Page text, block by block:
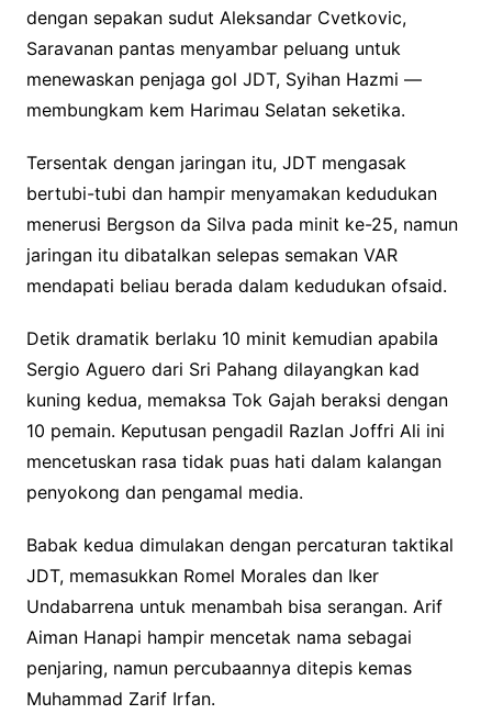
dengan sepakan sudut Aleksandar Cvetkovic,
Saravanan pantas menyambar peluang untuk
menewaskan penjaga gol JDT, Syihan Hazmi —
membungkam kem Harimau Selatan seketika.
Tersentak dengan jaringan itu, JDT mengasak
bertubi-tubi dan hampir menyamakan kedudukan
menerusi Bergson da Silva pada minit ke-25, namun
jaringan itu dibatalkan selepas semakan VAR
mendapati beliau berada dalam kedudukan ofsaid.
Detik dramatik berlaku 10 minit kemudian apabila
Sergio Aguero dari Sri Pahang dilayangkan kad
kuning kedua, memaksa Tok Gajah beraksi dengan
10 pemain. Keputusan pengadil Razlan Joffri Ali ini
mencetuskan rasa tidak puas hati dalam kalangan
penyokong dan pengamal media.
Babak kedua dimulakan dengan percaturan taktikal
JDT, memasukkan Romel Morales dan Iker
Undabarrena untuk menambah bisa serangan. Arif
Aiman Hanapi hampir mencetak nama sebagai
penjaring, namun percubaannya ditepis kemas
Muhammad Zarif Irfan.